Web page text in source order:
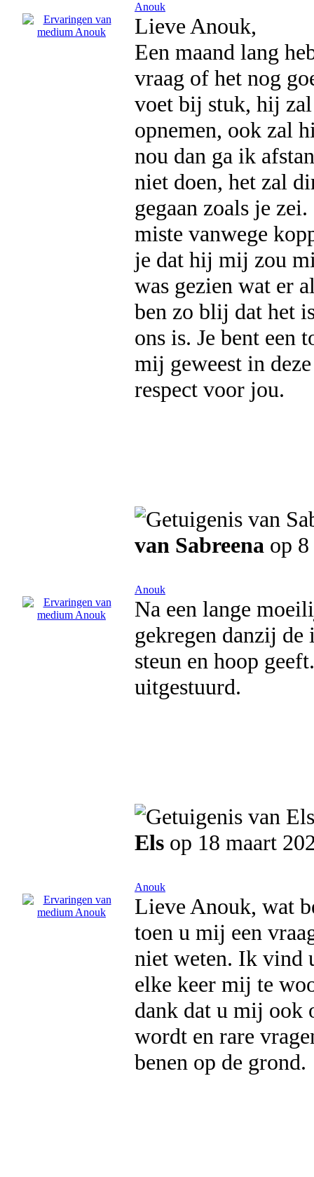
Anouk
Lieve Anouk,
Een maand lang
vraag of het nog
voet bij stuk, hij zal
opnemen, ook zal
nou dan ga ik
niet doen, het zal
gegaan zoals je
miste vanwege
je dat hij mij zou
was gezien wat er
ben zo blij dat het
ons is. Je bent een
mij geweest in
respect voor jou.
van Sabreena op
Anouk
Na een lange
gekregen danzij
steun en hoop
uitgestuurd.
Els op 18 maart
Anouk
Lieve Anouk, wat
toen u mij een
niet weten. Ik vind
elke keer mij te
dank dat u mij ook
wordt en rare
benen op de grond.